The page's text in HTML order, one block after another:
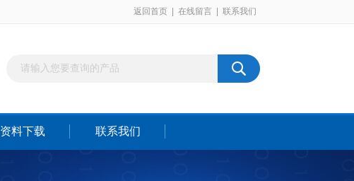
返回首页 在线留言 联系我们
资料下载 联系我们